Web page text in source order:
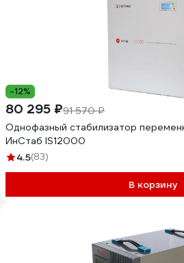
-12%
80 295 ₽91 570 ₽
Однофазный стабилизатор
ИнСтаб IS12000
4.5(83)
В корзину